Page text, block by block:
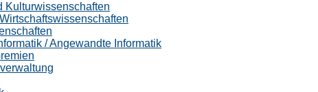
Kulturwissenschaften
/ Angewandte Informatik